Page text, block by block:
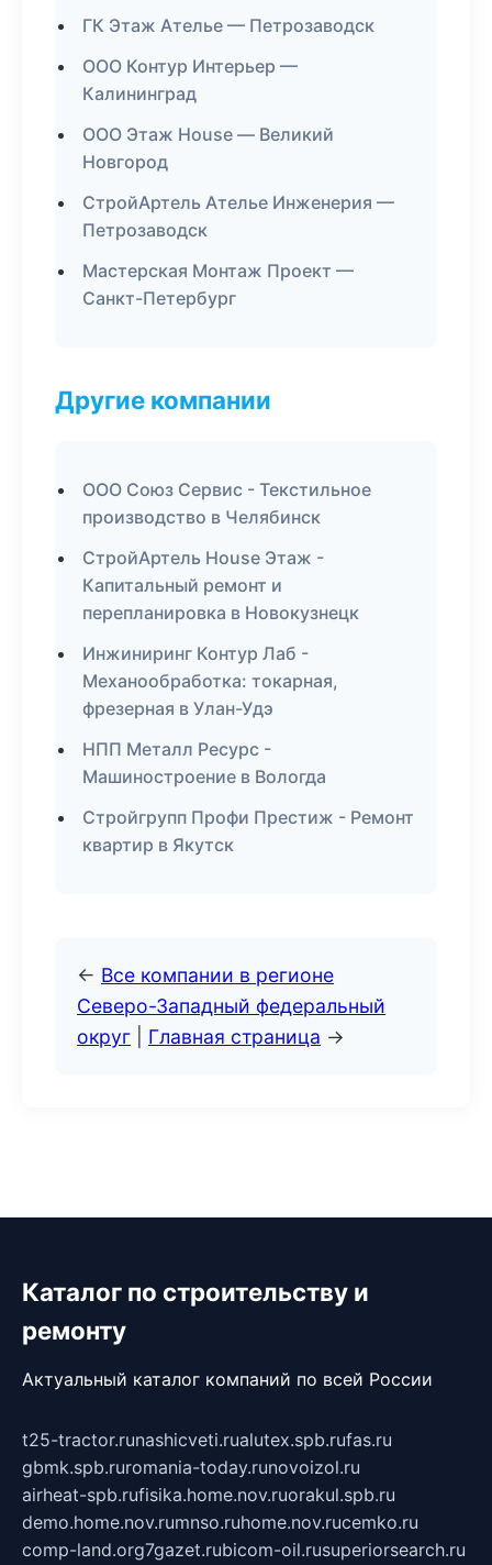
ГК Этаж Ателье — Петрозаводск
ООО Контур Интерьер —
Калининград
ООО Этаж House — Великий
Новгород
СтройАртель Ателье Инженерия —
Петрозаводск
Мастерская Монтаж Проект —
Санкт-Петербург
Другие компании
ООО Союз Сервис - Текстильное
производство в Челябинск
СтройАртель House Этаж -
Капитальный ремонт и
перепланировка в Новокузнецк
Инжиниринг Контур Лаб -
Механообработка: токарная,
фрезерная в Улан-Удэ
НПП Металл Ресурс -
Машиностроение в Вологда
Стройгрупп Профи Престиж - Ремонт
квартир в Якутск
← Все компании в регионе
Северо-Западный федеральный
округ
Главная страница →
Каталог по строительству и
ремонту
Актуальный каталог компаний по всей России
t25-tractor.runashicveti.rualutex.spb.rufas.ru
gbmk.spb.ruromania-today.runovoizol.ru
airheat-spb.rufisika.home.nov.ruorakul.spb.ru
demo.home.nov.rumnso.ruhome.nov.rucemko.ru
comp-land.org7gazet.rubicom-oil.rusuperiorsearch.ru